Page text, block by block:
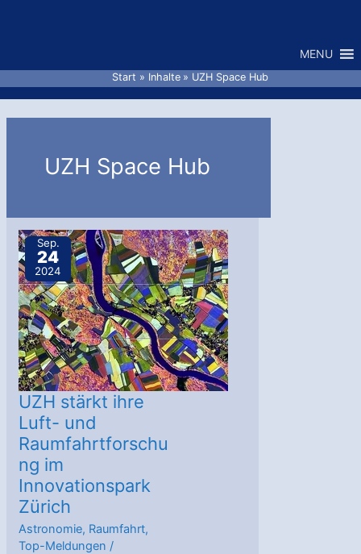
MENU
Start Inhalte UZH Space Hub
UZH Space Hub
Sep.
24
2024
UZH stärkt ihre
Luft- und
Raumfahrtforschu
ng im
Innovationspark
Zürich
Astronomie, Raumfahrt,
Top-Meldungen /